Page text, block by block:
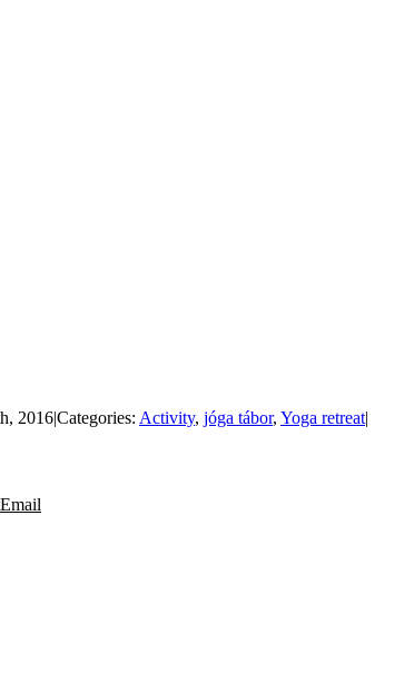
2016|Categories: Activity, jóga tábor, Yoga retreat|
Email